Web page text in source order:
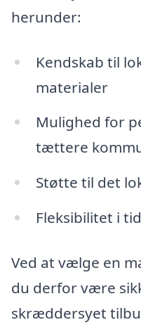
herunder:
Kendskab til
materialer
Mulighed for
tættere
Støtte til det
Fleksibilitet i
Ved at vælge en
du derfor være
skræddersyet